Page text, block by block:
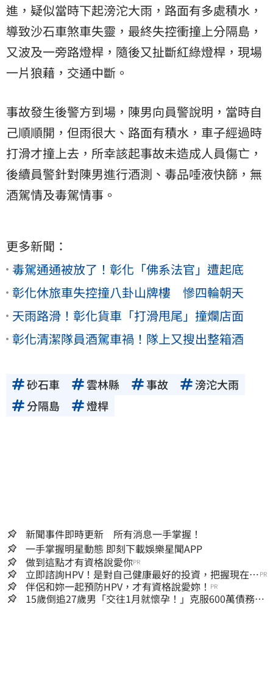
進，疑似當時下起滂沱大雨，路面有多處積水，
導致沙石車煞車失靈，最終失控衝撞上分隔島，
又波及一旁路燈桿，隨後又扯斷紅綠燈桿，現場
一片狼藉，交通中斷。
事故發生後警方到場，陳男向員警說明，當時自
己順順開，但雨很大、路面有積水，車子經過時
打滑才撞上去，所幸該起事故未造成人員傷亡，
後續員警針對陳男進行酒測、毒品唾液快篩，無
酒駕情及毒駕情事。
更多新聞：
毒駕通通被放了！彰化「佛系法官」遭起底
彰化休旅車失控撞八卦山牌樓 慘四輪朝天
天雨路滑！彰化貨車「打滑甩尾」撞爛店面
彰化清潔隊員酒駕車禍！隊上又搜出整箱酒
砂石車 雲林縣 事故
滂沱大雨
分隔島
燈桿
新聞事件即時更新 所有消息一手掌握！
一手掌握明星動態 即刻下載娛樂星聞APP
做到這點才有資格說愛你PR
立即諮詢HPV！是對自己健康最好的投資，把握現在不
嫌晚！
PR
伴侶和妳一起預防HPV，才有資格說愛妳！ PR
15歲倒追27歲男「交往1月就懷孕！」克服600萬債務